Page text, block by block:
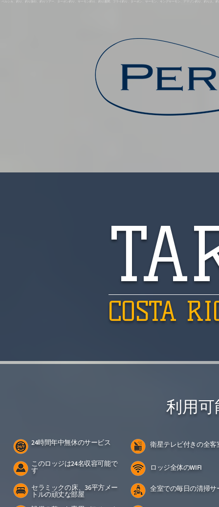
ペルシカ、釣り、釣り旅行、釣りツアー、ターポン釣り、サーモン釣り、釣り週間、フライ釣り、ターポン、サーモン、キングサーモン、アマゾン釣り、釣り人
COSTA
利用
24時間年中無休のサービス
このロッジは24名収容可能で
す
セラミックの床、36平方メー
トルの頑丈な部屋
衛星テレビ付きの全客
ロッジ全体のWIFI
全室での毎日の清掃サ